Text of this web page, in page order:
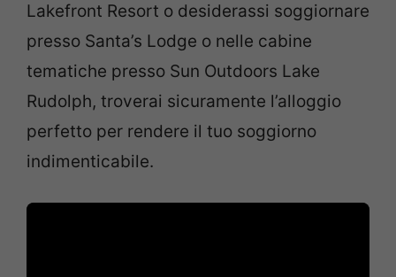
Lakefront Resort o desiderassi soggiornare
presso Santa’s Lodge o nelle cabine
tematiche presso Sun Outdoors Lake
Rudolph, troverai sicuramente l’alloggio
perfetto per rendere il tuo soggiorno
indimenticabile.